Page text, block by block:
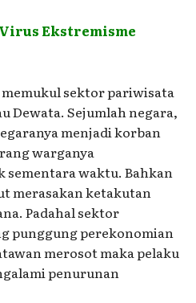
Ekstremisme
sektor pariwisata
Dewata. Sejumlah negara,
menjadi korban
warganya
waktu. Bahkan
merasakan ketakutan
Padahal sektor
punggung perekonomian
merosot maka pelaku
penurunan